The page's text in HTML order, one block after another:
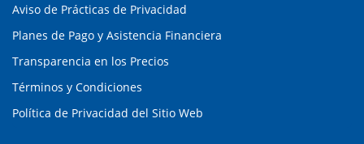
Aviso de Prácticas de Privacidad
Planes de Pago y Asistencia Financiera
Transparencia en los Precios
Términos y Condiciones
Política de Privacidad del Sitio Web